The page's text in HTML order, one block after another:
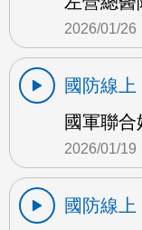
2026/01/26
國防線上
國軍聯合
2026/01/19
國防線上